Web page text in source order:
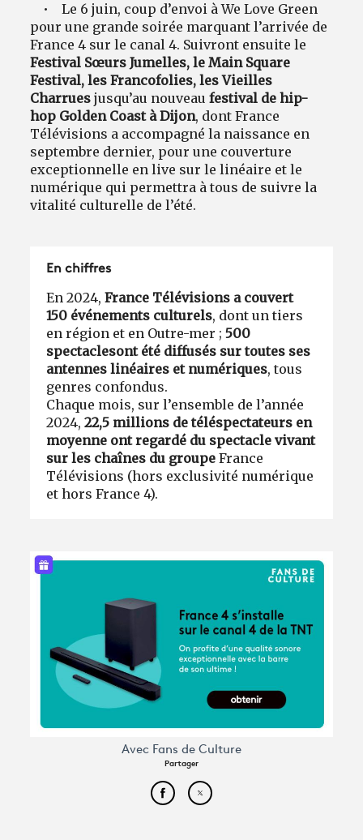
• Le 6 juin, coup d’envoi à We Love Green
pour une grande soirée marquant l’arrivée de
France 4 sur le canal 4. Suivront ensuite le
Festival Sœurs Jumelles, le Main Square
Festival, les Francofolies, les Vieilles
Charrues jusqu’au nouveaufestival de hip-
hop Golden Coast à Dijon, dont France
Télévisions a accompagné la naissance en
septembre dernier, pour une couverture
exceptionnelle en live sur le linéaire et le
numérique qui permettra à tous de suivre la
vitalité culturelle de l’été.
En chiffres
En 2024,France Télévisions a couvert
150 événements culturels, dont un tiers
en région et en Outre-mer ;500
spectaclesont été diffusés sur toutes ses
antennes linéaires et numériques, tous
genres confondus.
Chaque mois, sur l’ensemble de l’année
2024,22,5 millions de téléspectateurs en
moyenne ont regardé du spectacle vivant
sur les chaînes du groupe France
Télévisions (hors exclusivité numérique
et hors France 4).
Avec Fans de Culture
Partager
Partager cet article sur
Partager cet article sur